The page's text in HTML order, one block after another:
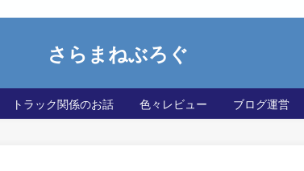
さらまねぶろぐ
トラック関係のお話 色々レビュー ブログ運営